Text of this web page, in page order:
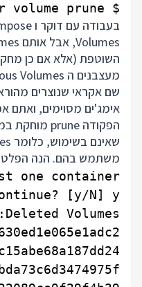
$ docker volume prune
השוטפת (אלא אם כן
אימג'ים מסוימים, ואתם
משתמש בהם. הנה הפלט